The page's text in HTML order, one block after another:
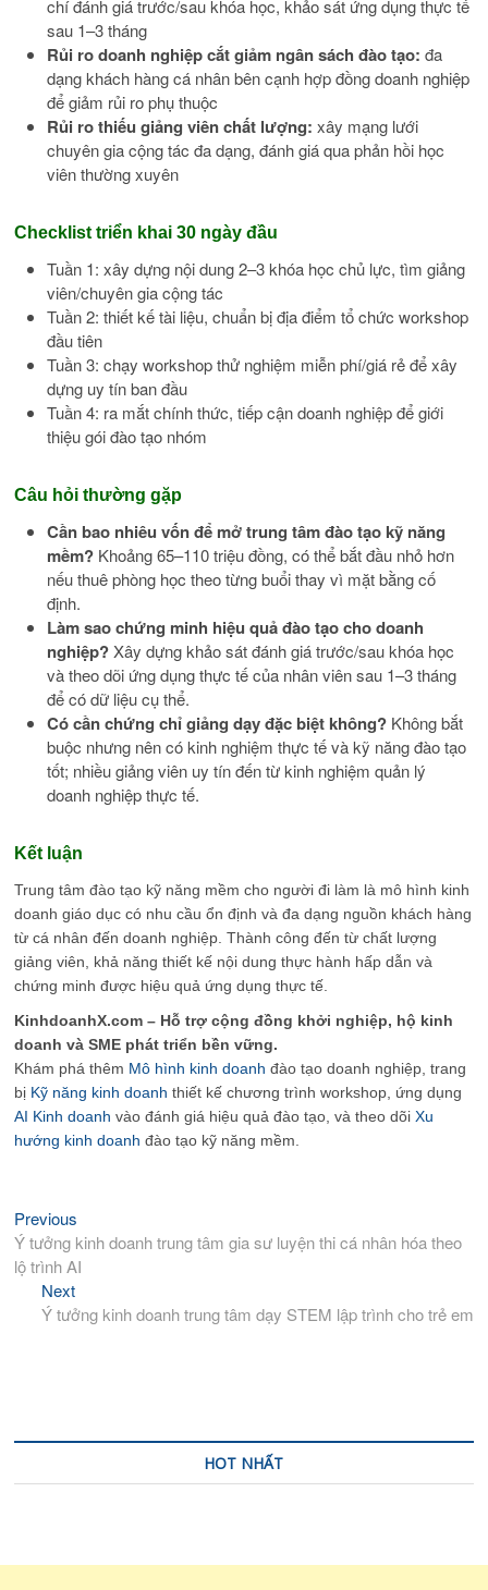
chí đánh giá trước/sau khóa học, khảo sát ứng dụng thực tế
sau 1–3 tháng
Rủi ro doanh nghiệp cắt giảm ngân sách đào tạo: đa
dạng khách hàng cá nhân bên cạnh hợp đồng doanh nghiệp
để giảm rủi ro phụ thuộc
Rủi ro thiếu giảng viên chất lượng: xây mạng lưới
chuyên gia cộng tác đa dạng, đánh giá qua phản hồi học
viên thường xuyên
Checklist triển khai 30 ngày đầu
Tuần 1: xây dựng nội dung 2–3 khóa học chủ lực, tìm giảng
viên/chuyên gia cộng tác
Tuần 2: thiết kế tài liệu, chuẩn bị địa điểm tổ chức workshop
đầu tiên
Tuần 3: chạy workshop thử nghiệm miễn phí/giá rẻ để xây
dựng uy tín ban đầu
Tuần 4: ra mắt chính thức, tiếp cận doanh nghiệp để giới
thiệu gói đào tạo nhóm
Câu hỏi thường gặp
Cần bao nhiêu vốn để mở trung tâm đào tạo kỹ năng
mềm? Khoảng 65–110 triệu đồng, có thể bắt đầu nhỏ hơn
nếu thuê phòng học theo từng buổi thay vì mặt bằng cố
định.
Làm sao chứng minh hiệu quả đào tạo cho doanh
nghiệp?Xây dựng khảo sát đánh giá trước/sau khóa học
và theo dõi ứng dụng thực tế của nhân viên sau 1–3 tháng
để có dữ liệu cụ thể.
Có cần chứng chỉ giảng dạy đặc biệt không? Không bắt
buộc nhưng nên có kinh nghiệm thực tế và kỹ năng đào tạo
tốt; nhiều giảng viên uy tín đến từ kinh nghiệm quản lý
doanh nghiệp thực tế.
Kết luận
Trung tâm đào tạo kỹ năng mềm cho người đi làm là mô hình kinh
doanh giáo dục có nhu cầu ổn định và đa dạng nguồn khách hàng
từ cá nhân đến doanh nghiệp. Thành công đến từ chất lượng
giảng viên, khả năng thiết kế nội dung thực hành hấp dẫn và
chứng minh được hiệu quả ứng dụng thực tế.
KinhdoanhX.com – Hỗ trợ cộng đồng khởi nghiệp, hộ kinh
doanh và SME phát triển bền vững.
Khám phá thêm Mô hình kinh doanh đào tạo doanh nghiệp, trang
bị Kỹ năng kinh doanh thiết kế chương trình workshop, ứng dụng
AI Kinh doanh vào đánh giá hiệu quả đào tạo, và theo dõiXu
hướng kinh doanh đào tạo kỹ năng mềm.
Điều
hướng
bài
viết
Previous
post:
Ý tưởng kinh doanh trung tâm gia sư luyện thi cá nhân hóa theo
lộ trình AI
NextNext
post:
Ý tưởng kinh doanh trung tâm dạy STEM lập trình cho trẻ em
HOT NHẤT